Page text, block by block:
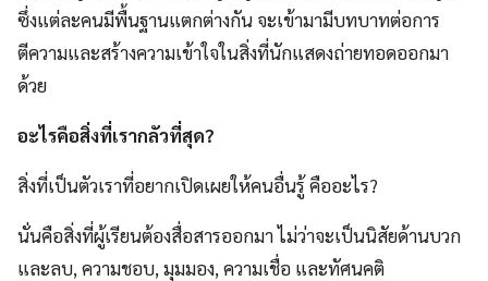
ซึ่งแต่ละคนมีพื้นฐานแตกต่างกัน จะเข้ามามีบทบาทต่อการ
ตีความและสร้างความเข้าใจในสิ่งที่นักแสดงถ่ายทอดออกมา
ด้วย
อะไรคือสิ่งที่เรากลัวที่สุด?
สิ่งที่เป็นตัวเราที่อยากเปิดเผยให้คนอื่นรู้ คืออะไร?
นั่นคือสิ่งที่ผู้เรียนต้องสื่อสารออกมา ไม่ว่าจะเป็นนิสัยด้านบวก
และลบ, ความชอบ, มุมมอง, ความเชื่อ และทัศนคติ